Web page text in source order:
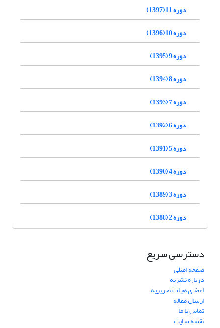
دوره 11 (1397)
دوره 10 (1396)
دوره 9 (1395)
دوره 8 (1394)
دوره 7 (1393)
دوره 6 (1392)
دوره 5 (1391)
دوره 4 (1390)
دوره 3 (1389)
دوره 2 (1388)
دسترسی سریع
صفحه اصلی
درباره نشریه
اعضای هیات تحریریه
ارسال مقاله
تماس با ما
نقشه سایت